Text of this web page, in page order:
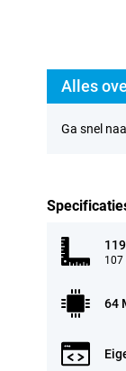
Alles
Ga snel
107
64